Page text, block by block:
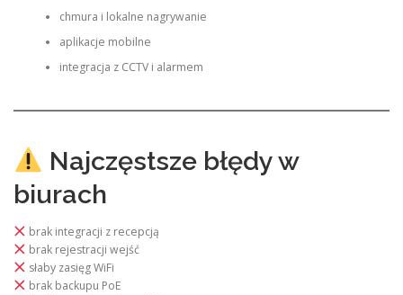
chmura i lokalne nagrywanie
aplikacje mobilne
integracja z CCTV i alarmem
Najczęstsze błędy w
biurach
brak integracji z recepcją
brak rejestracji wejść
słaby zasięg WiFi
brak backupu PoE